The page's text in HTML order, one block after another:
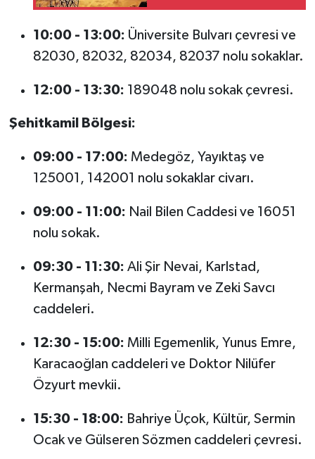
Nurdağı ve
Yapılacak
10:00 - 13:00: Üniversite Bulvarı çevresi ve
82030, 82032, 82034, 82037 nolu sokaklar.
12:00 - 13:30: 189048 nolu sokak çevresi.
Şehitkamil Bölgesi:
09:00 - 17:00: Medegöz, Yayıktaş ve
125001, 142001 nolu sokaklar civarı.
09:00 - 11:00: Nail Bilen Caddesi ve 16051
nolu sokak.
09:30 - 11:30: Ali Şir Nevai, Karlstad,
Kermanşah, Necmi Bayram ve Zeki Savcı
caddeleri.
12:30 - 15:00: Milli Egemenlik, Yunus Emre,
Karacaoğlan caddeleri ve Doktor Nilüfer
Özyurt mevkii.
15:30 - 18:00: Bahriye Üçok, Kültür, Sermin
Ocak ve Gülseren Sözmen caddeleri çevresi.